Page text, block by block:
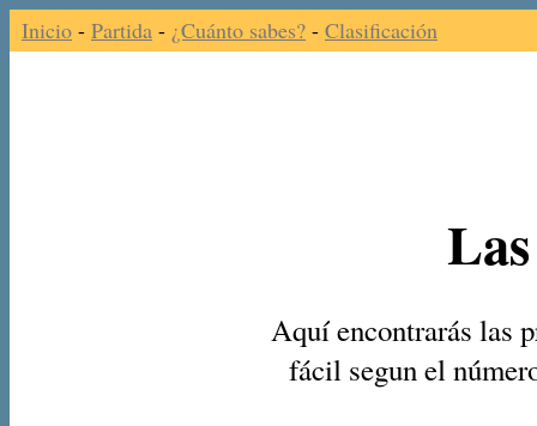
Inicio - Partida - ¿Cuánto sabes? - Clasificación
Aquí encontrarás las
fácil segun el